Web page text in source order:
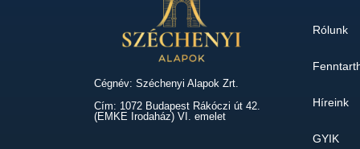
Cégnév: Széchenyi Alapok Zrt.
Cím: 1072 Budapest Rákóczi út 42.
(EMKE Irodaház) VI. emelet
Rólunk
Híreink
GYIK